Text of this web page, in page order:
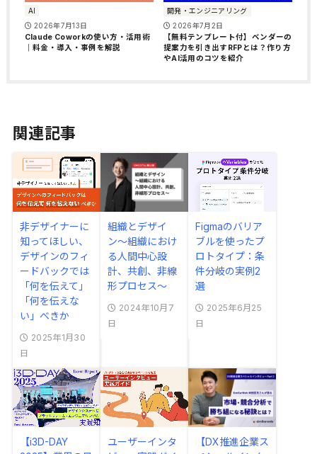
AI
2026年7月13日
Claude Coworkの使い方・活用術
｜料金・導入・事例を解説
開発・エンジニアリング
2026年7月2日
【無料テンプレート付】ベンダーの
提案力を引き出すRFPとは？作り方
やAI活用のコツを紹介
関連記事
非デザイナーに
知ってほしい、
デザインのフィ
ードバックでは
「何を伝えて」
「何を伝えな
い」べきか
2025年1月30
日
組織とデザイ
ン〜組織におけ
る人間中心設
計、共創、非線
形プロセス〜
2024年10月7
日
Figmaのバリア
ブルを使ったプ
ロトタイプ：条
件分岐の実例2
選
2025年6月25
日
【i3D-DAY
ユーザーインタ
【DX推進企業ス